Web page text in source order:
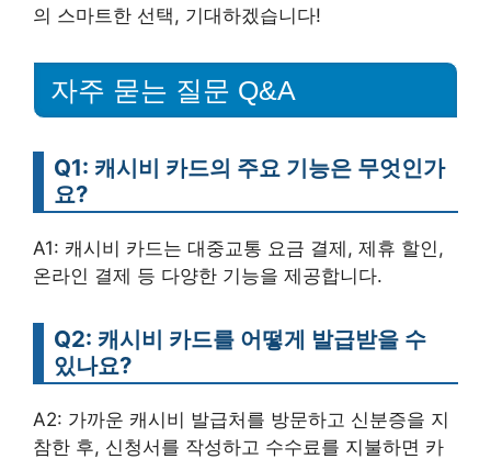
의 스마트한 선택, 기대하겠습니다!
자주 묻는 질문 Q&A
Q1: 캐시비 카드의 주요 기능은 무엇인가
요?
A1: 캐시비 카드는 대중교통 요금 결제, 제휴 할인,
온라인 결제 등 다양한 기능을 제공합니다.
Q2: 캐시비 카드를 어떻게 발급받을 수
있나요?
A2: 가까운 캐시비 발급처를 방문하고 신분증을 지
참한 후, 신청서를 작성하고 수수료를 지불하면 카